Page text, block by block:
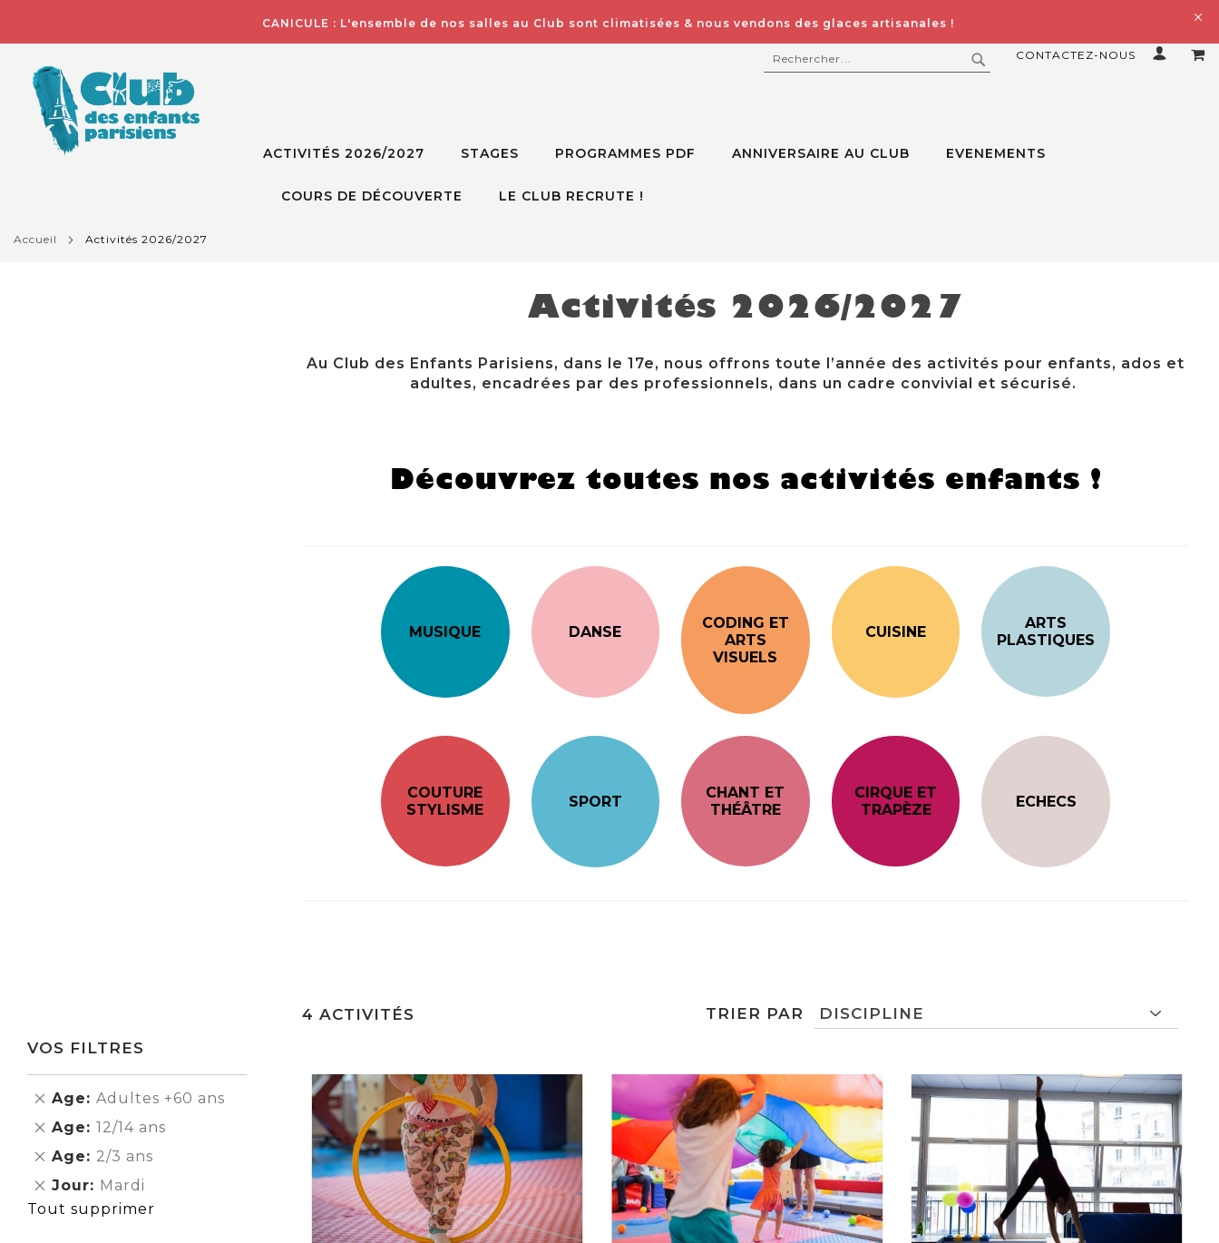
CANICULE : L'ensemble de nos salles au Club sont climatisées & nous vendons des glaces artisanales !
CONTACTEZ-NOUS
RECHERCHER
ACTIVITÉS 2026/2027 STAGES PROGRAMMES PDF ANNIVERSAIRE AU CLUB EVENEMENTS
COURS DE DÉCOUVERTE LE CLUB RECRUTE !
accueil activités 2026/2027
Activités 2026/2027
Au Club des Enfants Parisiens, dans le 17e, nous offrons toute l’année des activités pour enfants, ados et
adultes, encadrées par des professionnels, dans un cadre convivial et sécurisé.
Découvrez toutes nos activités enfants !
MUSIQUE DANSE
CODING ET
ARTS
VISUELS
CUISINE
ARTS
PLASTIQUES
COUTURE
STYLISME
SPORT
CHANT ET
THÉÂTRE
CIRQUE ET
TRAPÈZE
ECHECS
4 ACTIVITÉS TRIER PAR
VOS FILTRES
Age Adultes +60 ans
Supprimer
Élément
Age 12/14 ans
Supprimer
Élément
Age 2/3 ans
Supprimer
Élément
Jour Mardi
Supprimer
cet
Tout supprimer